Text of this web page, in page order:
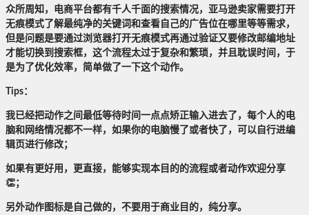
众所周知，电商平台都有千人千面的搜索情况，亚马逊卖家需要打开
无痕模式了解最纯净的关键词和查看自己的广告位在哪里等等需求，
但是问题是要通过浏览器打开无痕模式再通过验证又要修改邮编地址
才能切换到搜索框，这个流程太过于复杂和繁琐，并且耽误时间，于
是为了优化效率，简单做了一下这个动作。
Tips：
我已经把动作之间最低等待时间一点点矫正输入进去了，每个人的电
脑和网络情况都不一样，如果你的电脑慢了或者快了，可以自行进编
辑页进行修改；
如果有更好用，更直接，能够实现本目的的流程或者动作欢迎分享
👏；
另外动作图标是自己做的，不要用于商业目的，纯分享。